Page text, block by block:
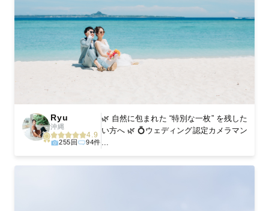
Ryu
沖縄
4.9
255回 94件
🌿 自然に包まれた “特別な一枚” を残した
い方へ 🌿 💍ウェディング認定カメラマン